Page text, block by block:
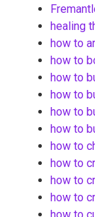
healing
how to
how to
how to
how to
how to
how to
how to
how to
how to
how to